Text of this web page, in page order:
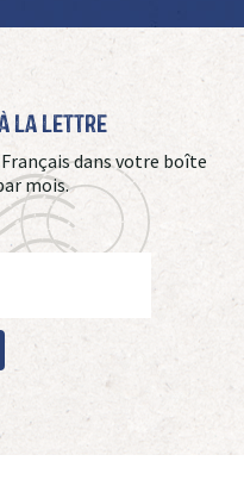
La Lettre
dans votre boîte
mois.